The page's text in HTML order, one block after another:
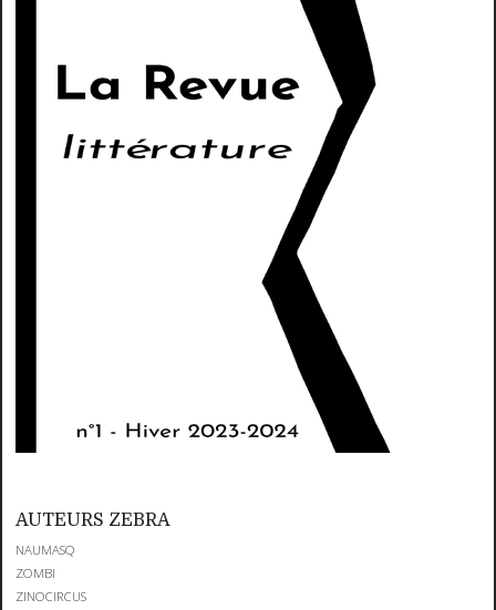
AUTEURS ZEBRA
NAUMASQ
ZOMBI
ZINOCIRCUS